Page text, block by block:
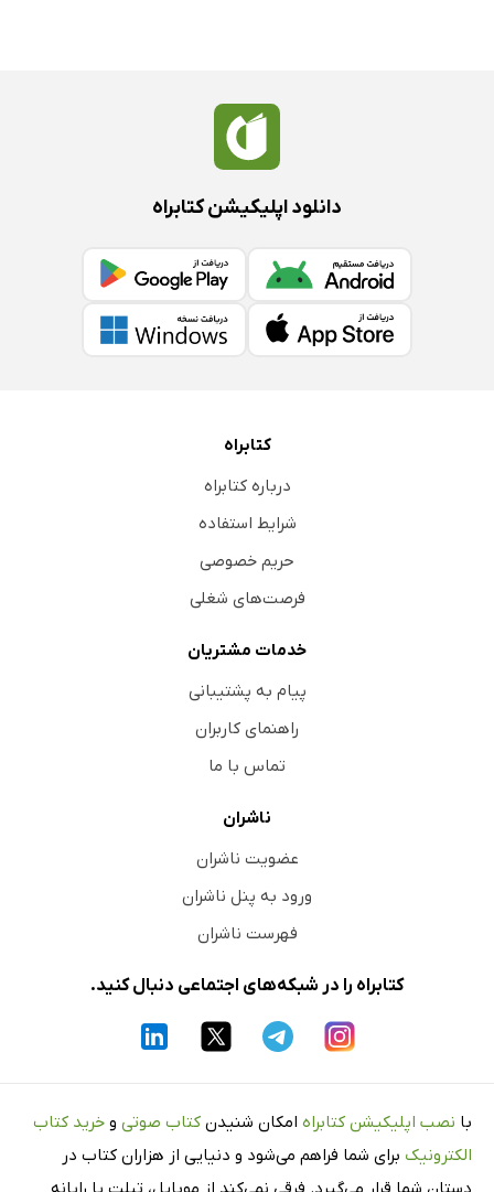
دانلود اپلیکیشن کتابراه
کتابراه
درباره کتابراه
شرایط استفاده
حریم خصوصی
فرصت‌های شغلی
خدمات مشتریان
پیام به پشتیبانی
راهنمای کاربران
تماس با ما
ناشران
عضویت ناشران
ورود به پنل ناشران
فهرست ناشران
کتابراه را در شبکه‌های اجتماعی دنبال کنید.
با نصب اپلیکیشن کتابراه امکان شنیدن کتاب صوتی و خرید کتاب
الکترونیک برای شما فراهم می‌شود و دنیایی از هزاران کتاب در